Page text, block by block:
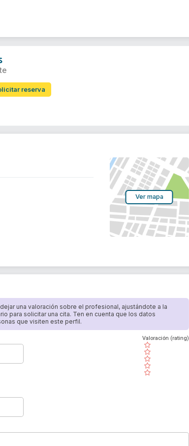
reserva
Ver mapa
una valoración sobre el profesional, ajustándote a la
para solicitar una cita. Ten en cuenta que los datos
que visiten este perfil.
( )
( )
( )
( )
( )
Valoración (rating)